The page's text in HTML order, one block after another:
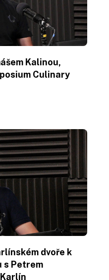
Kalinou,
Culinary
dvoře k
s Petrem